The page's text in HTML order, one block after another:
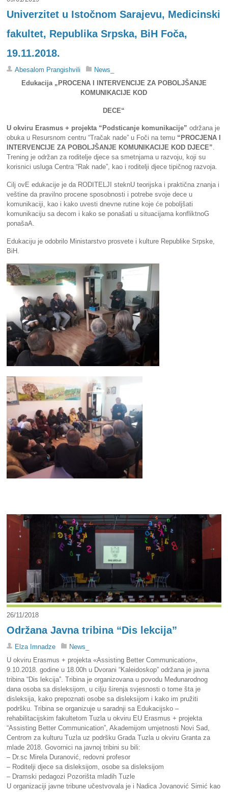
Univerzitet u Istočnom Sarajevu, Medicinski
fakultet, Republika Srpska, BiH Foča,
19.11.2018.
Abesalom Prangishvili
News_
Edukacija „PROCENA I INTERVENCIJE ZA POBOLJŠANJE
KOMUNIKACIJE KOD
DECE“
U okviru Erasmus + projekta “Podsticanje komunikacije” održana je
obuka u Resursnom centru “Tračak nade” u Foči na temu “PROCJENA I
INTERVENCIJE ZA POBOLJŠANJE KOMUNIKACIJE KOD DJECE”.
Trening je održan za roditelje djece sa smetnjama u razvoju, koji su
korisnici usluga Centra “Rak nade”, kao i roditelji djece tipičnog razvoja.
Cilj ovE edukacije je da RODITELJI steknU teorijska i praktična znanja i
veštine da pravilno procene sposobnosti i potrebe svoje dece u
komunikaciji, kao i kako uvesti dnevne rutine koje će poboljšati
komunikaciju sa decom i kako se ponašati u situacijama konfliktnoG
ponašaA.
Edukaciju je odobrilo Ministarstvo prosvete i kulture Republike Srpske,
BiH.
26/11/2018
Održana Javna tribina “Dis lekcija”
Elza Imnadze
News_
U okviru Erasmus + projekta «Assisting Better Communication»,
9.10.2018. godine u 18.00h u Dvorani “Kaleidoskop” održana je javna
tribina “Dis lekcija”. Tribina je organizovana u povodu Međunarodnog
dana osoba sa disleksijom, u cilju širenja svjesnosti o tome šta je
disleksija, kako prepoznati osobe sa disleksijom i kako im pružiti
podršku. Tribina se organizuje u saradnji sa Edukacijsko –
rehabilitacijskim fakultetom Tuzla u okviru EU Erasmus + projekta
“Assisting Better Communication”, Akademijom umjetnosti Novi Sad,
Centrom za kulturu Tuzla uz podršku Grada Tuzla u okviru Granta za
mlade 2018. Govornici na javnoj tribini su bili:
– Dr.sc Mirela Duranović, redovni profesor
– Roditelji djece sa disleksijom, osobe sa disleksijom
– Dramski pedagozi Pozorišta mladih Tuzle
U organizaciji javne tribune učestvovala je i Nadica Jovanović Simić kao